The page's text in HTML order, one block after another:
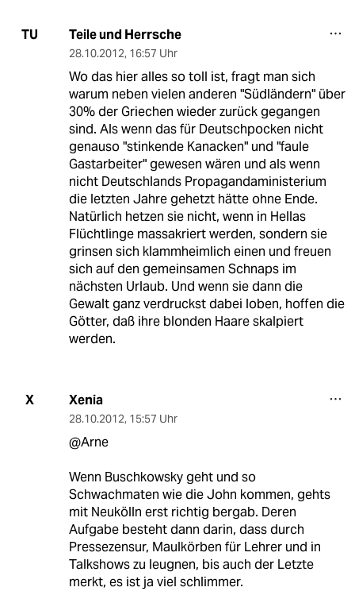
TU Teile und Herrsche
28.10.2012, 16:57 Uhr
Wo das hier alles so toll ist, fragt man sich
warum neben vielen anderen "Südländern" über
30% der Griechen wieder zurück gegangen
sind. Als wenn das für Deutschpocken nicht
genauso "stinkende Kanacken" und "faule
Gastarbeiter" gewesen wären und als wenn
nicht Deutschlands Propagandaministerium
die letzten Jahre gehetzt hätte ohne Ende.
Natürlich hetzen sie nicht, wenn in Hellas
Flüchtlinge massakriert werden, sondern sie
grinsen sich klammheimlich einen und freuen
sich auf den gemeinsamen Schnaps im
nächsten Urlaub. Und wenn sie dann die
Gewalt ganz verdruckst dabei loben, hoffen die
Götter, daß ihre blonden Haare skalpiert
werden.
X Xenia
28.10.2012, 15:57 Uhr
@Arne
Wenn Buschkowsky geht und so
Schwachmaten wie die John kommen, gehts
mit Neukölln erst richtig bergab. Deren
Aufgabe besteht dann darin, dass durch
Pressezensur, Maulkörben für Lehrer und in
Talkshows zu leugnen, bis auch der Letzte
merkt, es ist ja viel schlimmer.